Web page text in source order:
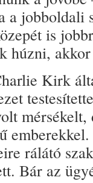
jobboldali
is
húzni,
Kirk
mérsékelt,
rálátó
Bár az